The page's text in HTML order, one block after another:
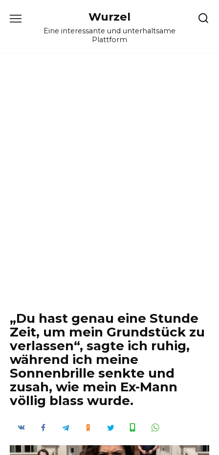
Wurzel
Eine interessante und unterhaltsame
Plattform
„Du hast genau eine Stunde
Zeit, um mein Grundstück zu
verlassen“, sagte ich ruhig,
während ich meine
Sonnenbrille senkte und
zusah, wie mein Ex-Mann
völlig blass wurde.